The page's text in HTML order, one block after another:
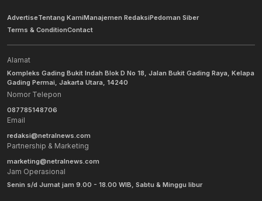
AdvertiseTentang KamiManajemen RedaksiPedoman Siber
Terms & ConditionContact
Alamat
Kompleks Gading Bukit Indah Blok D No 18, Jalan Bukit Gading Raya, Kelapa
Gading Permai, Jakarta Utara, 14240
Nomor Telepon
087785148706
Email
redaksi@netralnews.com
Partnership & Marketing
marketing@netralnews.com
Jam Operasional
Senin s/d Jumat jam 9.00 - 18.00 WIB, Sabtu & Minggu libur